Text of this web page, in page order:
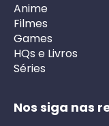
Anime
Filmes
Games
HQs e Livros
Séries
Nos siga nas